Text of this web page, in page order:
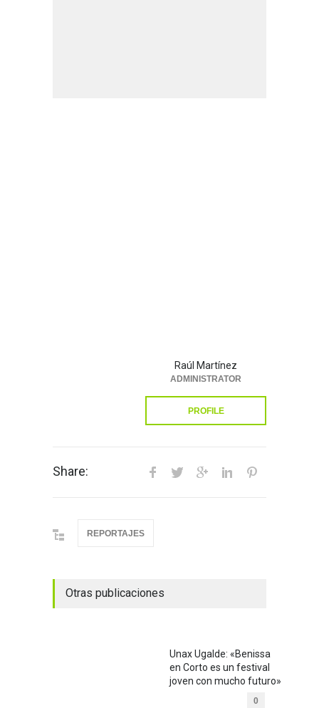
Raúl Martínez
ADMINISTRATOR
PROFILE
Share:
REPORTAJES
Otras publicaciones
Unax Ugalde: «Benissa
en Corto es un festival
joven con mucho futuro»
0